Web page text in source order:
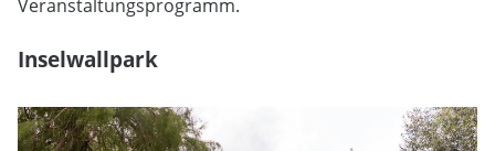
Veranstaltungsprogramm.
Inselwallpark